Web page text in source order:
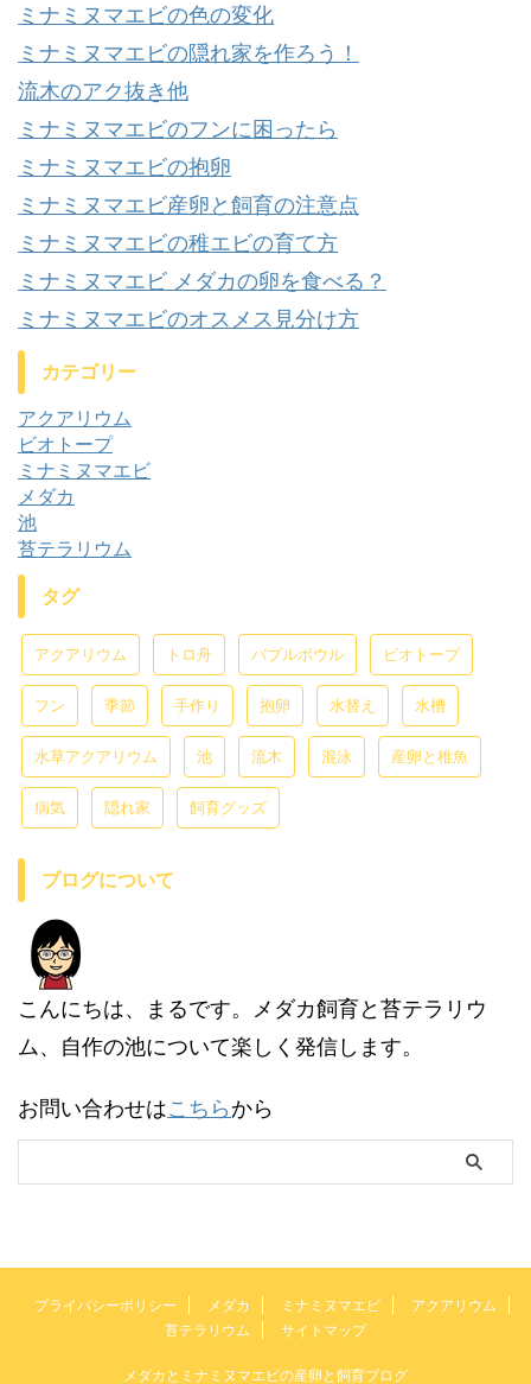
ミナミヌマエビの色の変化
ミナミヌマエビの隠れ家を作ろう！
流木のアク抜き他
ミナミヌマエビのフンに困ったら
ミナミヌマエビの抱卵
ミナミヌマエビ産卵と飼育の注意点
ミナミヌマエビの稚エビの育て方
ミナミヌマエビ メダカの卵を食べる？
ミナミヌマエビのオスメス見分け方
カテゴリー
アクアリウム
ビオトープ
ミナミヌマエビ
メダカ
池
苔テラリウム
タグ
アクアリウム トロ舟 バブルボウル ビオトープ
フン 季節 手作り 抱卵 水替え 水槽
水草アクアリウム 池 流木 混泳 産卵と稚魚
病気 隠れ家 飼育グッズ
ブログについて
こんにちは、まるです。メダカ飼育と苔テラリウ
ム、自作の池について楽しく発信します。
お問い合わせはこちらから
プライバシーポリシー メダカ ミナミヌマエビ
アクアリウム
苔テラリウム
サイトマップ
メダカとミナミヌマエビの産卵と飼育ブログ